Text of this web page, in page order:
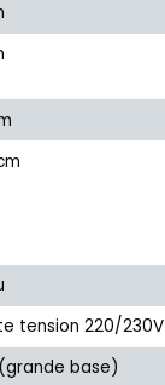
tension 220/230V
base)